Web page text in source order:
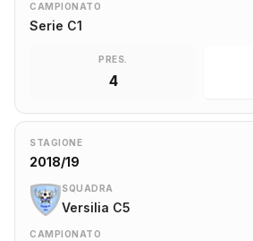
CAMPIONATO
Serie C1
PRES.
4
STAGIONE
2018/19
SQUADRA
Versilia C5
CAMPIONATO